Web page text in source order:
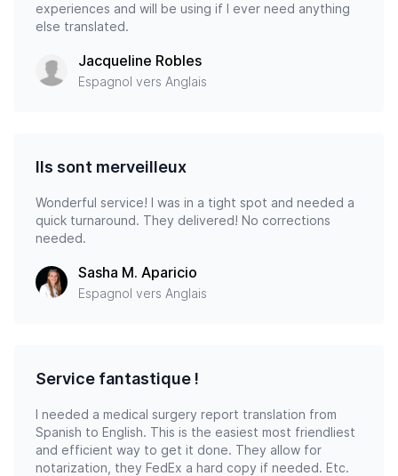
experiences and will be using if I ever need anything
else translated.
Jacqueline Robles
Espagnol vers Anglais
Ils sont merveilleux
Wonderful service! I was in a tight spot and needed a
quick turnaround. They delivered! No corrections
needed.
Sasha M. Aparicio
Espagnol vers Anglais
Service fantastique !
I needed a medical surgery report translation from
Spanish to English. This is the easiest most friendliest
and efficient way to get it done. They allow for
notarization, they FedEx a hard copy if needed. Etc.